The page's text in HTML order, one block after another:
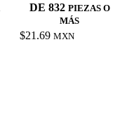
DE 832 PIEZAS O
MÁS
$21.69 MXN